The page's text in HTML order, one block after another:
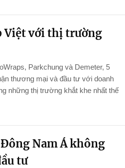
Việt với thị trường
Parkchung và Demeter, 5
thương mại và đầu tư với doanh
những thị trường khắt khe nhất thế
Nam Á không
tư